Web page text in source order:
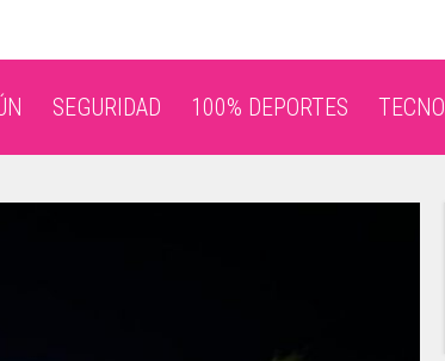
SEGURIDAD 100% DEPORTES TECNO